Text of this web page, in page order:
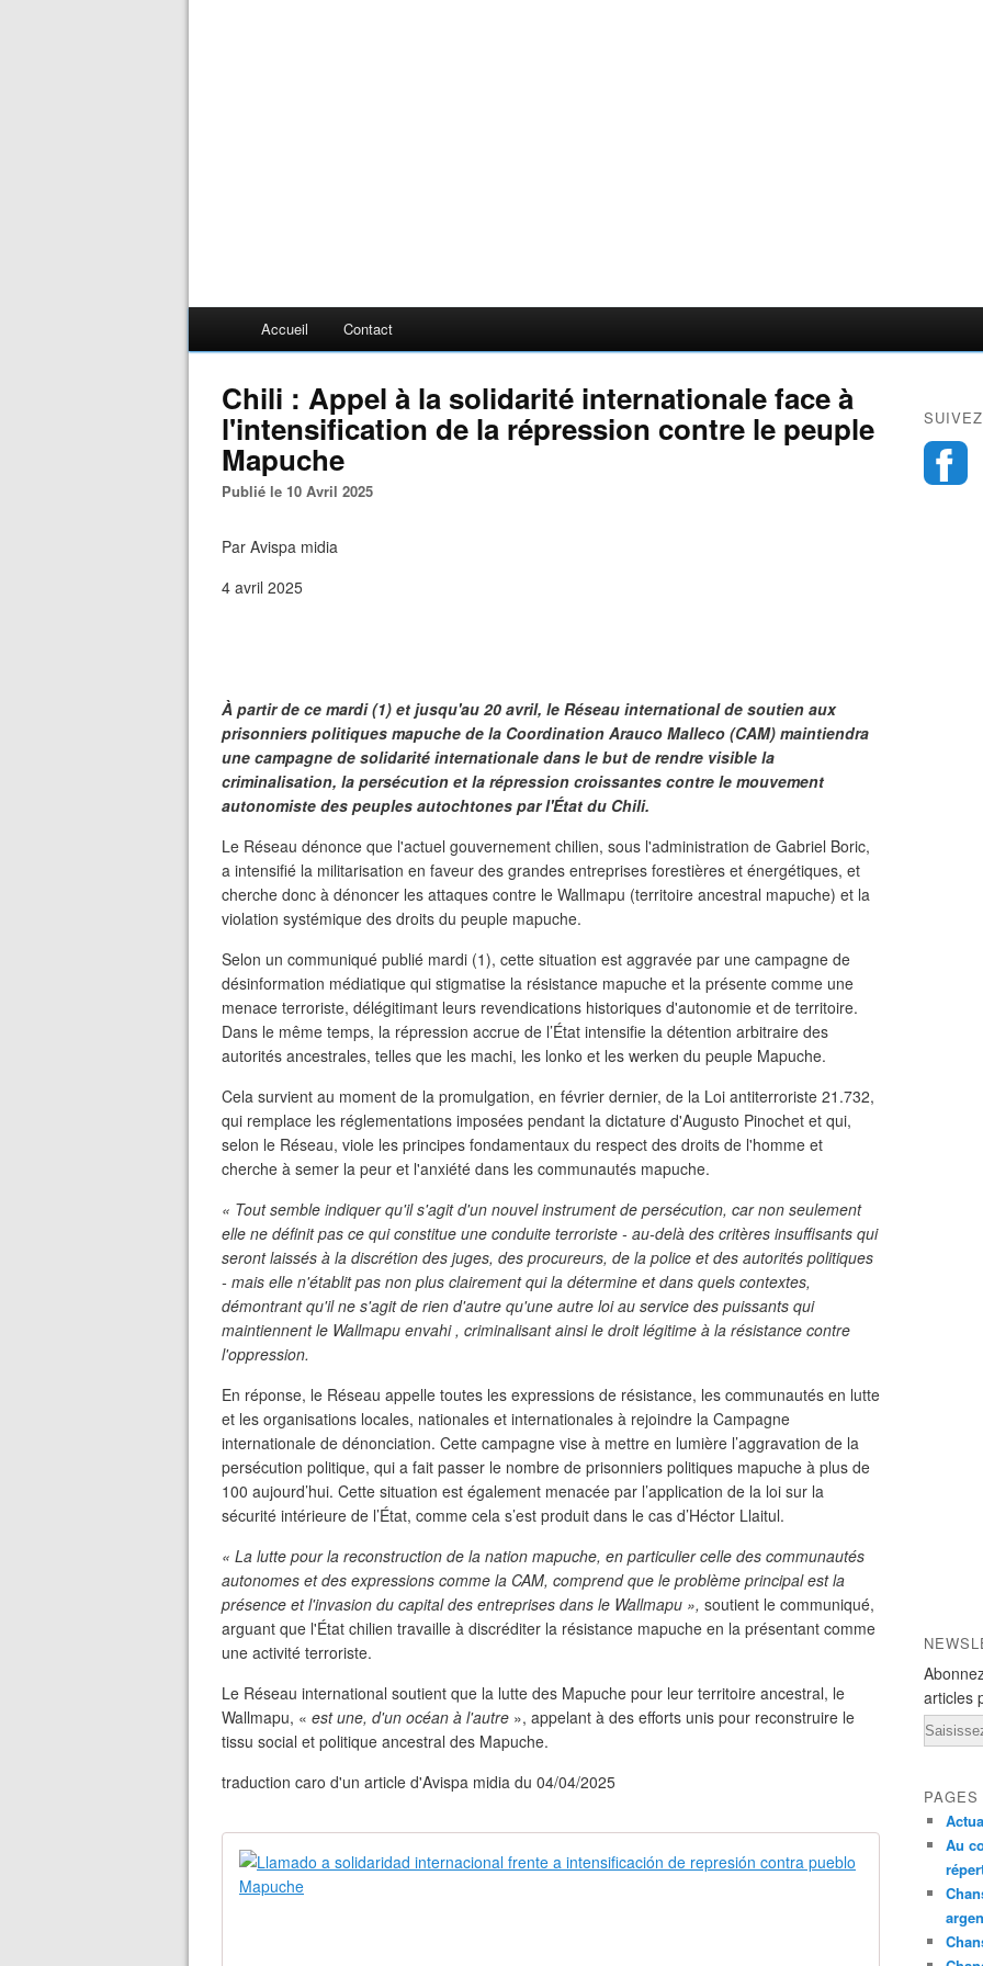
Accueil Contact
Chili : Appel à la solidarité internationale face à
l'intensification de la répression contre le peuple
Mapuche
Publié le 10 Avril 2025
Par Avispa midia
4 avril 2025
À partir de ce mardi (1) et jusqu'au 20 avril, le Réseau international de soutien aux
prisonniers politiques mapuche de la Coordination Arauco Malleco (CAM) maintiendra
une campagne de solidarité internationale dans le but de rendre visible la
criminalisation, la persécution et la répression croissantes contre le mouvement
autonomiste des peuples autochtones par l'État du Chili.
Le Réseau dénonce que l'actuel gouvernement chilien, sous l'administration de Gabriel Boric,
a intensifié la militarisation en faveur des grandes entreprises forestières et énergétiques, et
cherche donc à dénoncer les attaques contre le Wallmapu (territoire ancestral mapuche) et la
violation systémique des droits du peuple mapuche.
Selon un communiqué publié mardi (1), cette situation est aggravée par une campagne de
désinformation médiatique qui stigmatise la résistance mapuche et la présente comme une
menace terroriste, délégitimant leurs revendications historiques d'autonomie et de territoire.
Dans le même temps, la répression accrue de l’État intensifie la détention arbitraire des
autorités ancestrales, telles que les machi, les lonko et les werken du peuple Mapuche.
Cela survient au moment de la promulgation, en février dernier, de la Loi antiterroriste 21.732,
qui remplace les réglementations imposées pendant la dictature d'Augusto Pinochet et qui,
selon le Réseau, viole les principes fondamentaux du respect des droits de l'homme et
cherche à semer la peur et l'anxiété dans les communautés mapuche.
« Tout semble indiquer qu'il s'agit d'un nouvel instrument de persécution, car non seulement
elle ne définit pas ce qui constitue une conduite terroriste - au-delà des critères insuffisants qui
seront laissés à la discrétion des juges, des procureurs, de la police et des autorités politiques
- mais elle n'établit pas non plus clairement qui la détermine et dans quels contextes,
démontrant qu'il ne s'agit de rien d'autre qu'une autre loi au service des puissants qui
maintiennent le Wallmapu envahi , criminalisant ainsi le droit légitime à la résistance contre
l'oppression.
En réponse, le Réseau appelle toutes les expressions de résistance, les communautés en lutte
et les organisations locales, nationales et internationales à rejoindre la Campagne
internationale de dénonciation. Cette campagne vise à mettre en lumière l’aggravation de la
persécution politique, qui a fait passer le nombre de prisonniers politiques mapuche à plus de
100 aujourd’hui. Cette situation est également menacée par l’application de la loi sur la
sécurité intérieure de l’État, comme cela s’est produit dans le cas d’Héctor Llaitul.
« La lutte pour la reconstruction de la nation mapuche, en particulier celle des communautés
autonomes et des expressions comme la CAM, comprend que le problème principal est la
présence et l'invasion du capital des entreprises dans le Wallmapu », soutient le communiqué,
arguant que l'État chilien travaille à discréditer la résistance mapuche en la présentant comme
une activité terroriste.
Le Réseau international soutient que la lutte des Mapuche pour leur territoire ancestral, le
Wallmapu, « est une, d'un océan à l'autre », appelant à des efforts unis pour reconstruire le
tissu social et politique ancestral des Mapuche.
traduction caro d'un article d'Avispa midia du 04/04/2025
Llamado a
articles
Email
PAGES
Au